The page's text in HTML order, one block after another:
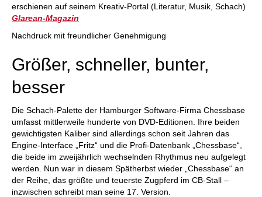
erschienen auf seinem Kreativ-Portal (Literatur, Musik, Schach)
Glarean-Magazin
Nachdruck mit freundlicher Genehmigung
Größer, schneller, bunter,
besser
Die Schach-Palette der Hamburger Software-Firma Chessbase
umfasst mittlerweile hunderte von DVD-Editionen. Ihre beiden
gewichtigsten Kaliber sind allerdings schon seit Jahren das
Engine-Interface „Fritz“ und die Profi-Datenbank „Chessbase“,
die beide im zweijährlich wechselnden Rhythmus neu aufgelegt
werden. Nun war in diesem Spätherbst wieder „Chessbase“ an
der Reihe, das größte und teuerste Zugpferd im CB-Stall –
inzwischen schreibt man seine 17. Version.